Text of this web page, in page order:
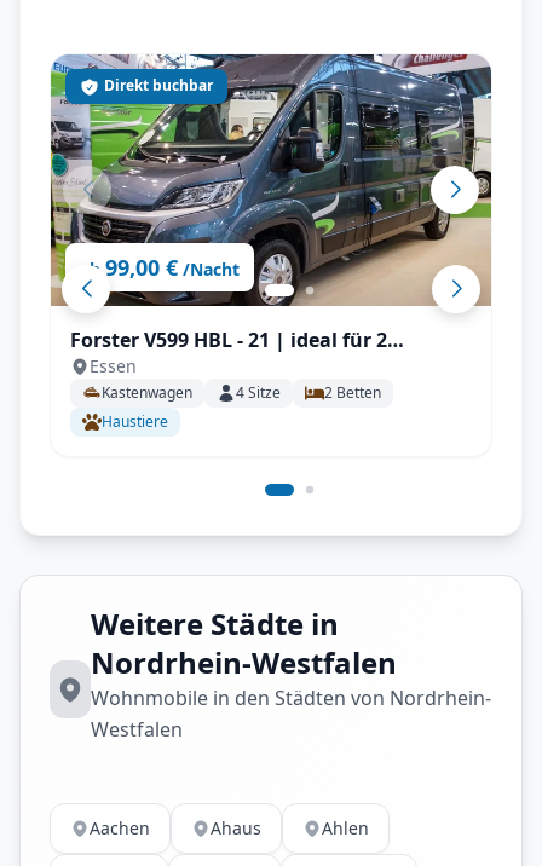
ab 99,00 € /Nacht
Direkt buchbar
Forster V599 HBL - 21 | ideal für 2
Personen, Solar, Einparksensoren, AHK
uvm.
Essen
Kastenwagen 4Sitze 2 Betten
Haustiere
Weitere Städte in
Nordrhein-Westfalen
Wohnmobile in den Städten von Nordrhein-
Westfalen
Aachen Ahaus Ahlen